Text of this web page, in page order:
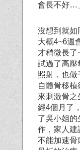
會長不好…
沒想到就如
大概4~6週
才稍微長了
試過了高壓
照射，也做
自體骨移植
來刺激骨之
經4個月了
了吳小姐的
作，家人建
不能加速骨